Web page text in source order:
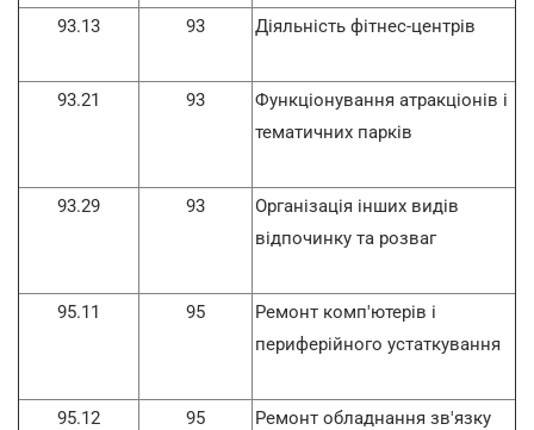
93.13 93 Діяльність фітнес-центрів
93.21 93
Функціонування атракціонів і
тематичних парків
93.29 93
Організація інших видів
відпочинку та розваг
95.11 95
Ремонт комп'ютерів і
периферійного устаткування
95.12 95 Ремонт обладнання зв'язку